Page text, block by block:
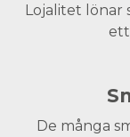
Lojalitet lönar
De många